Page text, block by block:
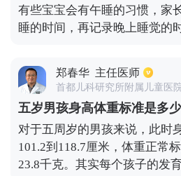
有些宝宝会有午睡的习惯，家
睡的时间，再记录晚上睡觉的
是正常的。如果睡眠时间低于
睡眠质量就不是很好，对宝宝
郑春华 主任医师
首都儿科研究所附属儿童医
五岁男孩身高体重标准是多少
对于五周岁的男孩来说，此时
101.2到118.7厘米，体重正常
23.8千克。其实每个孩子的发